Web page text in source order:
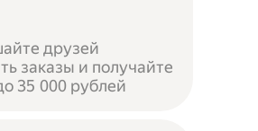
друзей
заказы и получайте
35 000 рублей